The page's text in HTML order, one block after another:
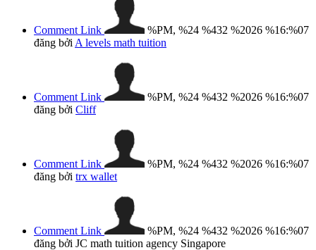
Comment Link
%PM, %24 %432 %2026 %16:%07
đăng bởi A levels math tuition
Comment Link
%PM, %24 %432 %2026 %16:%07
đăng bởi Cliff
Comment Link
%PM, %24 %432 %2026 %16:%07
đăng bởi trx wallet
Comment Link
%PM, %24 %432 %2026 %16:%07
đăng bởi JC math tuition agency Singapore